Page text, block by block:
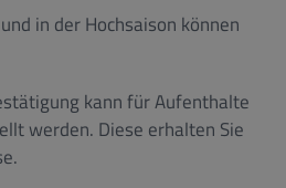
in der Hochsaison können
kann für Aufenthalte
werden. Diese erhalten Sie